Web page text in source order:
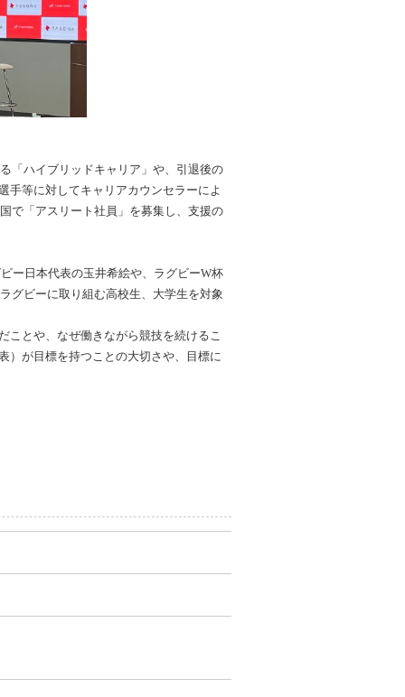
「ハイブリッドキャリア」や、引退後の
手等に対してキャリアカウンセラーによ
で「アスリート社員」を募集し、支援の
ー日本代表の玉井希絵や、ラグビーW杯
グビーに取り組む高校生、大学生を対象
ことや、なぜ働きながら競技を続けるこ
）が目標を持つことの大切さや、目標に